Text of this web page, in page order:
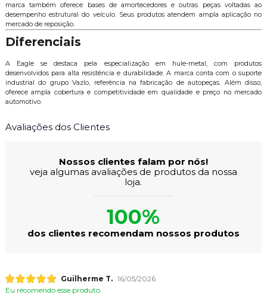
marca também oferece bases de amortecedores e outras peças voltadas ao
desempenho estrutural do veículo. Seus produtos atendem ampla aplicação no
mercado de reposição.
Diferenciais
A Eagle se destaca pela especialização em hule-metal, com produtos
desenvolvidos para alta resistência e durabilidade. A marca conta com o suporte
industrial do grupo Vazlo, referência na fabricação de autopeças. Além disso,
oferece ampla cobertura e competitividade em qualidade e preço no mercado
automotivo.
Avaliações dos Clientes
Nossos clientes falam por nós!
veja algumas avaliações de produtos da nossa
loja.
100%
dos clientes recomendam nossos produtos
Guilherme T. 16/05/2026
Eu recomendo esse produto.